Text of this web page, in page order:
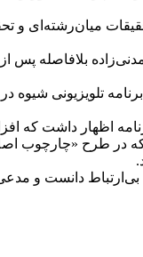
میان‌رشته‌ای و
بلافاصله پس از
در طرح «چارچوب
بر اینکه گفت به آن طرح افتخار می‌کند، شیوه